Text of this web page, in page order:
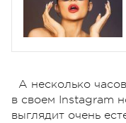
А несколько
в своем Instagram
выглядит очень